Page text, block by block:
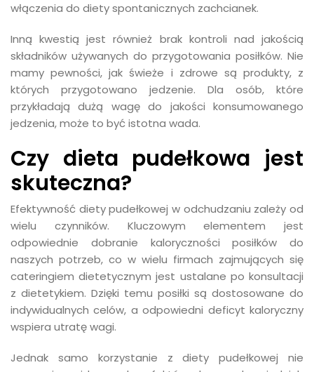
włączenia do diety spontanicznych zachcianek.
Inną kwestią jest również brak kontroli nad jakością
składników używanych do przygotowania posiłków. Nie
mamy pewności, jak świeże i zdrowe są produkty, z
których przygotowano jedzenie. Dla osób, które
przykładają dużą wagę do jakości konsumowanego
jedzenia, może to być istotna wada.
Czy dieta pudełkowa jest
skuteczna?
Efektywność diety pudełkowej w odchudzaniu zależy od
wielu czynników. Kluczowym elementem jest
odpowiednie dobranie kaloryczności posiłków do
naszych potrzeb, co w wielu firmach zajmujących się
cateringiem dietetycznym jest ustalane po konsultacji
z dietetykiem. Dzięki temu posiłki są dostosowane do
indywidualnych celów, a odpowiedni deficyt kaloryczny
wspiera utratę wagi.
Jednak samo korzystanie z diety pudełkowej nie